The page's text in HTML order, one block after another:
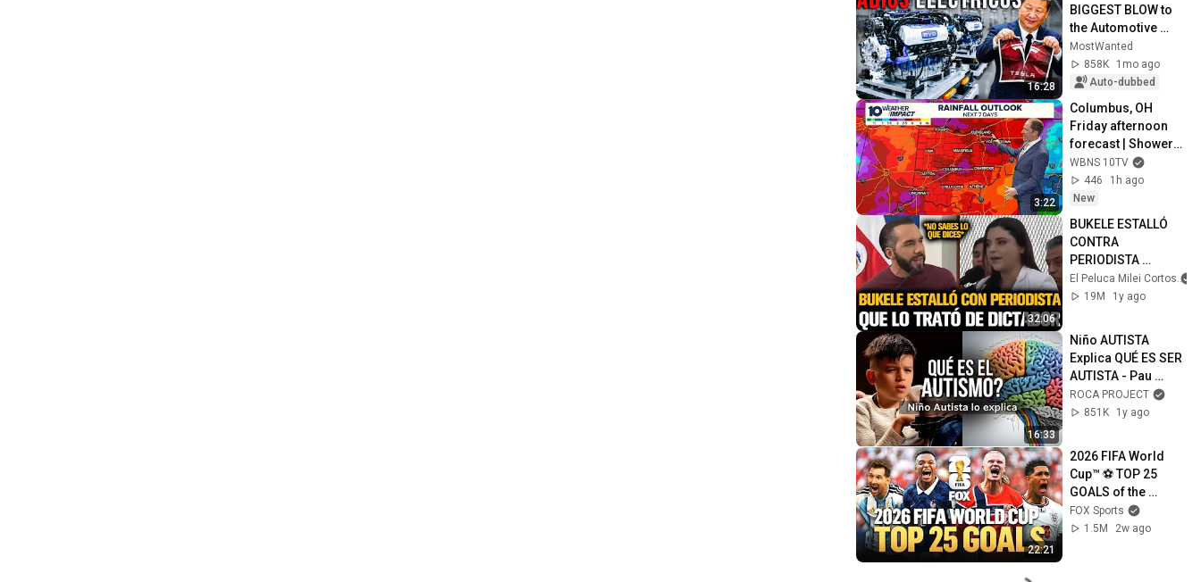
16:28
BIGGEST BLOW to
the Automotive
Industry and Its
Rivals Are in Shock
MostWanted
858K
1mo ago
Auto-dubbed
3:22
Columbus, OH
Friday afternoon
forecast | Showers
and storms
expected this
afternoon
WBNS 10TV
446
1h ago
New
32:06
BUKELE ESTALLÓ
CONTRA
PERIODISTA
FEMINISTA QUE LO
TRATÓ DE
El Peluca Milei Cortos
19M
1y ago
16:33
Niño AUTISTA
Explica QUÉ ES SER
AUTISTA - Pau
Brunet
@PauPautista
ROCA PROJECT
851K
1y ago
22:21
2026 FIFA World
Cup™ ⚽ TOP 25
GOALS of the
Tournament
FOX Sports
1.5M
2w ago